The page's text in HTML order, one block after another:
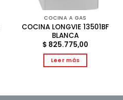
COCINA A GAS
COCINA LONGVIE 13501BF
BLANCA
$ 825.775,00
Leer más